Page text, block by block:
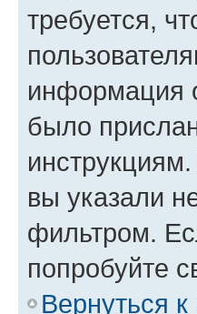
требуется,
информация
было
вы указали
фильтром.
попробуйте
Вернуться к